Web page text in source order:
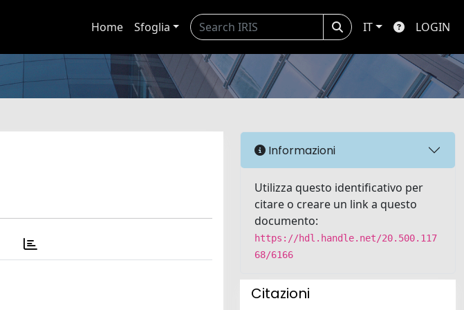
Home Sfoglia IT LOGIN
Informazioni
Utilizza questo identificativo per
citare o creare un link a questo
documento:
https://hdl.handle.net/20.500.117
68/6166
Citazioni